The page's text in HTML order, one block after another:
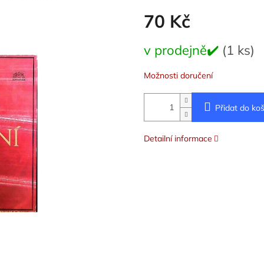
70 Kč
cena:
v prodejně✔️ (1 ks)
Možnosti doručení
Přidat do
Detailní informace